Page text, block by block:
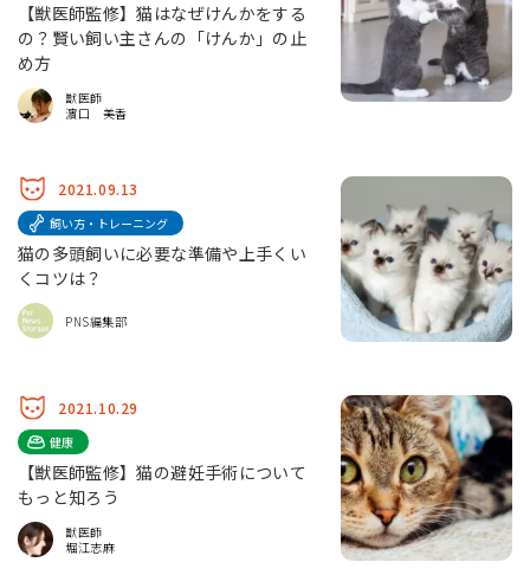
【獣医師監修】猫はなぜけんかをする
の？賢い飼い主さんの「けんか」の止
め方
獣医師
濵口 美香
2021.09.13
飼い方・トレーニング
猫の多頭飼いに必要な準備や上手くい
くコツは？
PNS編集部
2021.10.29
健康
【獣医師監修】猫の避妊手術について
もっと知ろう
獣医師
堀江志麻